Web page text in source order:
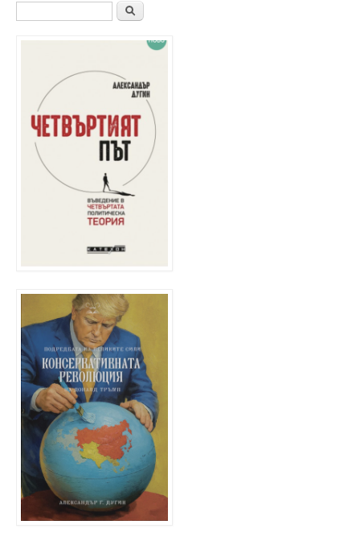
Форма за търсене